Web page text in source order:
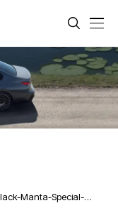
Manta-Special-